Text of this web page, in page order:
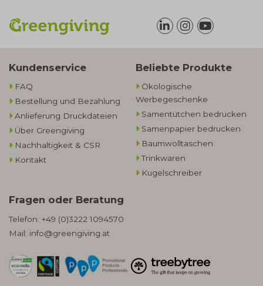
Kundenservice
FAQ
Bestellung und Bezahlung
Anlieferung Druckdateien
Über Greengiving
Nachhaltigkeit & CSR
Kontakt
Beliebte Produkte
Ökologische
Werbegeschenke​
Samentütchen bedrucken
Samenpapier bedrucken
Baumwolltaschen​
Trinkwaren
Kugelschreiber
Fragen oder Beratung
Telefon: +49 (0)3222 1094570
Mail: info@greengiving.at